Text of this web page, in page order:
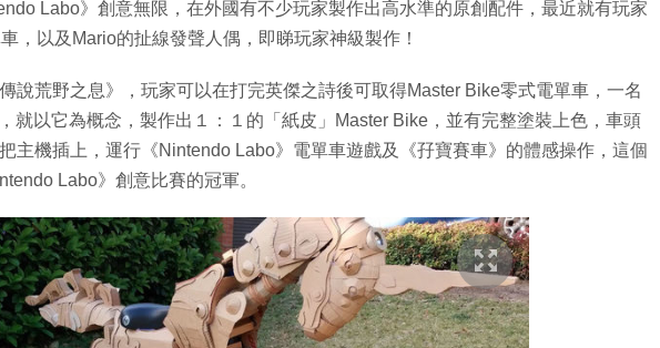
Labo》創意無限，在外國有不少玩家製作出高水準的原創配件，最近就有玩家
，以及Mario的扯線發聲人偶，即睇玩家神級製作！
說荒野之息》，玩家可以在打完英傑之詩後可取得Master Bike零式電單車，一名
就以它為概念，製作出１：１的「紙皮」Master Bike，並有完整塗裝上色，車頭
主機插上，運行《Nintendo Labo》電單車遊戲及《孖寶賽車》的體感操作，這個
Labo》創意比賽的冠軍。